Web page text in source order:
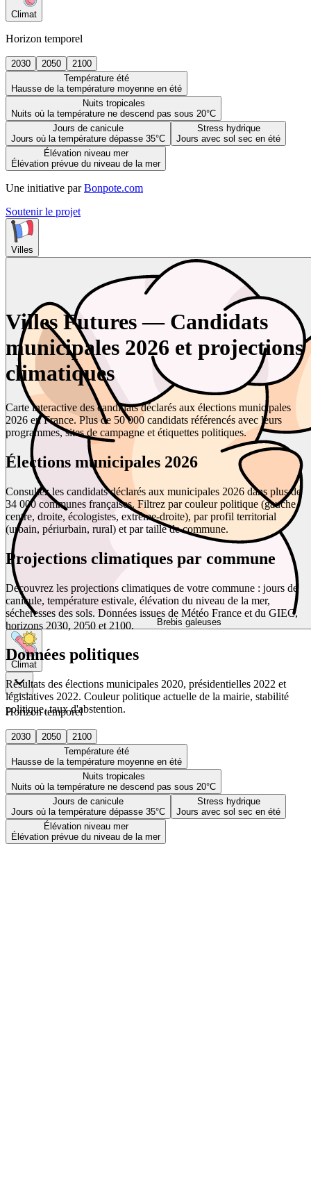
Climat
Horizon temporel
2030 2050
2100
Température été
Hausse de la température moyenne en été
Nuits tropicales
Nuits où la température ne descend pas sous 20°C
Jours de canicule
Jours où la température dépasse 35°C
Stress hydrique
Jours avec sol sec en été
Élévation niveau mer
Élévation prévue du niveau de la mer
Une initiative par Bonpote.com
Soutenir le projet
Villes
Brebis galeuses
Climat
Horizon temporel
2030 2050
2100
Température été
Hausse de la température moyenne en été
Nuits tropicales
Nuits où la température ne descend pas sous 20°C
Jours de canicule
Jours où la température dépasse 35°C
Stress hydrique
Jours avec sol sec en été
Élévation niveau mer
Élévation prévue du niveau de la mer
Villes Futures — Candidats
municipales 2026 et projections
climatiques
Carte interactive des candidats déclarés aux élections municipales
2026 en France. Plus de 50 000 candidats référencés avec leurs
programmes, sites de campagne et étiquettes politiques.
Élections municipales 2026
Consultez les candidats déclarés aux municipales 2026 dans plus de
34 000 communes françaises. Filtrez par couleur politique (gauche,
centre, droite, écologistes, extrême-droite), par profil territorial
(urbain, périurbain, rural) et par taille de commune.
Projections climatiques par commune
Découvrez les projections climatiques de votre commune : jours de
canicule, température estivale, élévation du niveau de la mer,
sécheresses des sols. Données issues de Météo France et du GIEC,
horizons 2030, 2050 et 2100.
Données politiques
Résultats des élections municipales 2020, présidentielles 2022 et
législatives 2022. Couleur politique actuelle de la mairie, stabilité
politique, taux d'abstention.